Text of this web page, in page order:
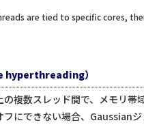
are tied to specific cores,
hyperthreading）
複数スレッド間で、メモリ
にできない場合、Gaussian